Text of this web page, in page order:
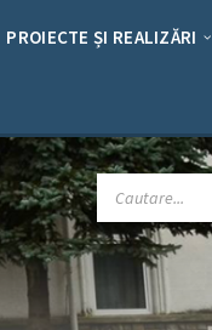
PROIECTE ȘI REALIZĂRI
CAUTARE: